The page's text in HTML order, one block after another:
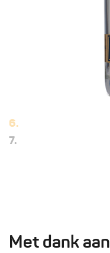
6.
7.
Met dank aan